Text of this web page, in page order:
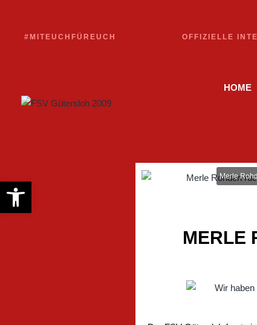
#MITEUCHFÜREUCH OFFIZIELLE
HOME
Merle
MERLE
Werkzeugleiste öffnen